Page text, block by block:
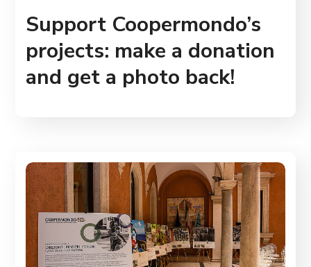
Support Coopermondo’s
projects: make a donation
and get a photo back!